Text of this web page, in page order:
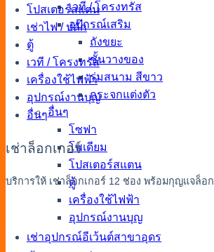
เวที / โครงทรัส
อุปกรณ์เสริม
ถังขยะ
ชั้นวางของ
ร่มสนาม สีขาว
กระจกแต่งตัว
อื่นๆ
โซฟา
โพเดียม
โปสเตอร์สแตน
ตู้
เครื่องใช้ไฟฟ้า
อุปกรณ์งานบุญ
เช่าอุปกรณ์อีเว้นต์สาขาอุดร
โปสเตอร์สแตน
เช่าไฟ / ปลั๊ก
ตู้
เวที / โครงทรัส
เครื่องใช้ไฟฟ้า
อุปกรณ์งานบุญ
อื่นๆ
เช่าล็อกเกอร์
บริการให้ เช่าล็อกเกอร์ 12 ช่อง พร้อมกุญแจล็อก